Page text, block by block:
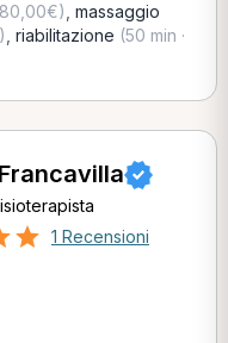
80,00€) massaggio
riabilitazione (50 min ·
1 Recensioni